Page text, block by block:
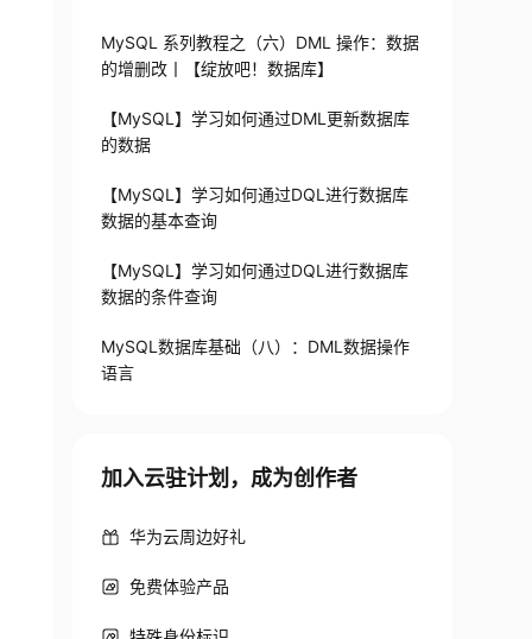
MySQL 系列教程之（六）DML 操作：数据
的增删改丨【绽放吧！数据库】
【MySQL】学习如何通过DML更新数据库
的数据
【MySQL】学习如何通过DQL进行数据库
数据的基本查询
【MySQL】学习如何通过DQL进行数据库
数据的条件查询
MySQL数据库基础（八）：DML数据操作
语言
加入云驻计划，成为创作者
华为云周边好礼
免费体验产品